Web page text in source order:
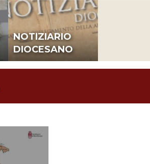
NOTIZIARIO
DIOCESANO